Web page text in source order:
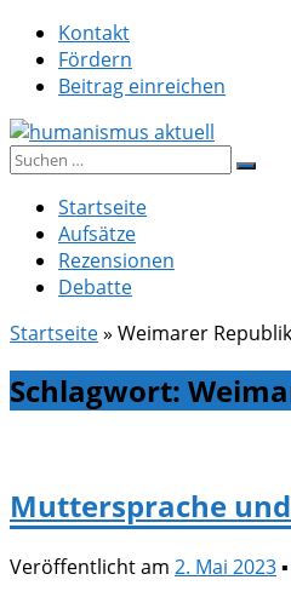
Zum
Inhalt
springen
Kontakt
Fördern
Beitrag einreichen
humanismus aktuell
Suche
Startseite
Aufsätze
Rezensionen
Debatte
Startseite» Weimarer Republik
Schlagwort:
Muttersprache
Veröffentlicht am 2. Mai 2023▪